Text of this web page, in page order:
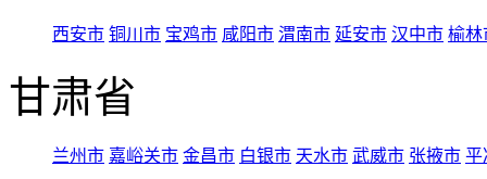
西安市 铜川市 宝鸡市 咸阳市 渭南市 延安市 汉中市 榆林
甘肃省
兰州市 嘉峪关市 金昌市 白银市 天水市 武威市 张掖市 平